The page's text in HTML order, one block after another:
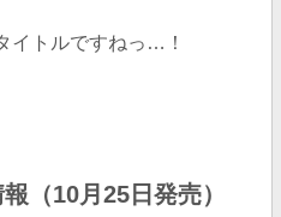
イトルですねっ…！
（10月25日発売）